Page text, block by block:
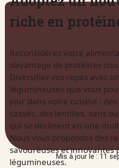
Mis à jour le : 11
riche en
Reconsidérez votre
davantage de protéines
Diversifiez vos repas avec
légumineuses que vous
jour dans votre cuisine :
cassés, des lentilles, sans
qui se déclinent en une
Nous vous proposons des
savoureuses et innovantes
légumineuses.